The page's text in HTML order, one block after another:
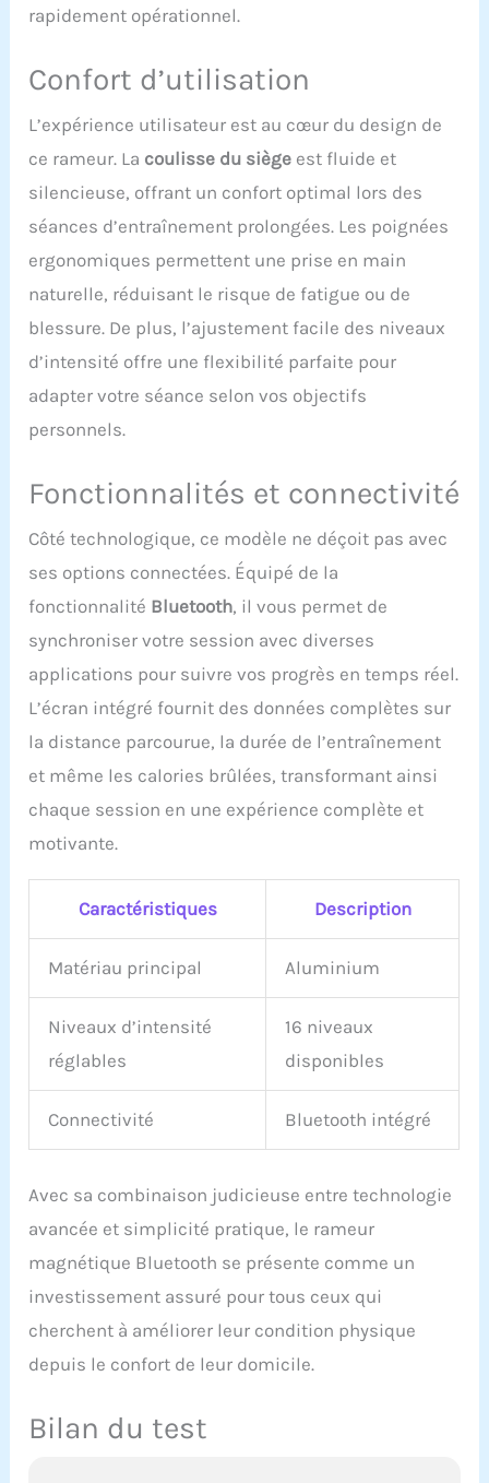
accrues. Avec une
jusqu'à 158 kg et une
longueur de rail de 165
personnes mesurant
jusqu'à 1,93 m. Système
Doté d'un volant d'inertie
de 5,5 kg et d'une
résistance allant jusqu'à
32 kg, ce système assure
une force magnétique
puissante et un aviron
Entraînez-vous chez
vous à tout moment
sans déranger votre
pour tout le corps: Le
rameur Merach sollicite
votre corps. C'est comme
un jogging de 20
efficacement des calories
et vous aide à perdre du
poids rapidement tout en
sollicitant vos bras, vos
jambes, votre ventre,
votre dos et vos fessiers.
rapidement opérationnel.
Confort d’utilisation
L’expérience utilisateur est au cœur du design de
ce rameur. La coulisse du siège est fluide et
silencieuse, offrant un confort optimal lors des
séances d’entraînement prolongées. Les poignées
ergonomiques permettent une prise en main
naturelle, réduisant le risque de fatigue ou de
blessure. De plus, l’ajustement facile des niveaux
d’intensité offre une flexibilité parfaite pour
adapter votre séance selon vos objectifs
personnels.
Fonctionnalités et connectivité
Côté technologique, ce modèle ne déçoit pas avec
ses options connectées. Équipé de la
fonctionnalité Bluetooth, il vous permet de
synchroniser votre session avec diverses
applications pour suivre vos progrès en temps réel.
L’écran intégré fournit des données complètes sur
la distance parcourue, la durée de l’entraînement
et même les calories brûlées, transformant ainsi
chaque session en une expérience complète et
motivante.
Caractéristiques Description
Matériau principal Aluminium
Niveaux d’intensité
réglables
16 niveaux
disponibles
Connectivité Bluetooth intégré
Avec sa combinaison judicieuse entre technologie
avancée et simplicité pratique, le rameur
magnétique Bluetooth se présente comme un
investissement assuré pour tous ceux qui
cherchent à améliorer leur condition physique
depuis le confort de leur domicile.
Bilan du test